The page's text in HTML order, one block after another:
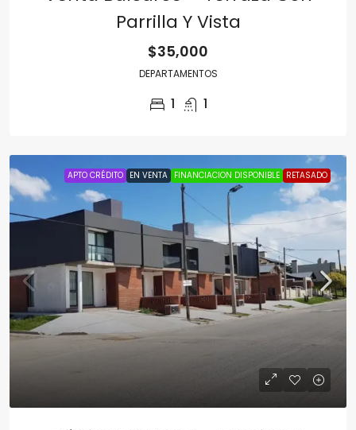
Parrilla Y Vista
$35,000
DEPARTAMENTOS
1 1
APTO CRÉDITO EN VENTA FINANCIACION DISPONIBLE RETASADO